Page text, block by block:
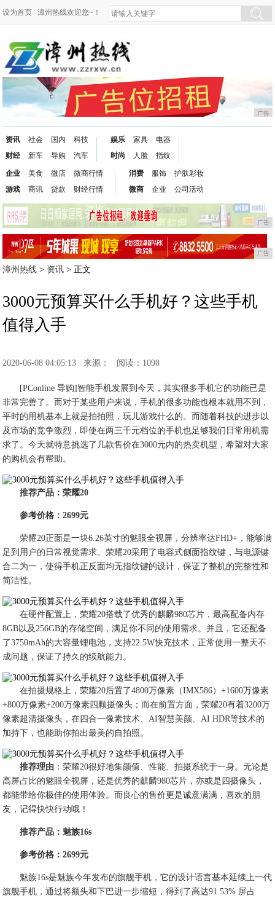
设为首页 漳州热线欢迎您~！
广告
资讯
财经
社会
新车
国内
导购
科技
汽车
娱乐
时尚
家具
人脸
电器
指纹
企业
游戏
美食
商讯
微店
贷款
微商行情
财经行情
消费
微商
服饰
企业
护肤彩妆
公司活动
广告
广告
漳州热线 > 资讯 > 正文
3000元预算买什么手机好？这些手机
值得入手
2020-06-08 04:05:13 来源： 阅读：1098
[PConline 导购]智能手机发展到今天，其实很多手机它的功能已是
非常完善了。而对于某些用户来说，手机的很多功能也根本就用不到，
平时的用机基本上就是拍拍照，玩儿游戏什么的。而随着科技的进步以
及市场的竞争激烈，即使在两三千元档位的手机也足够我们日常用机需
求了。今天就特意挑选了几款售价在3000元内的热卖机型，希望对大家
的购机会有帮助。
推荐产品：荣耀20
参考价格：2699元
荣耀20正面是一块6.26英寸的魅眼全视屏，分辨率达FHD+，能够满
足到用户的日常视觉需求。荣耀20采用了电容式侧面指纹键，与电源键
合二为一，使得手机正反面均无指纹键的设计，保证了整机的完整性和
简洁性。
在硬件配置上，荣耀20搭载了优秀的麒麟980芯片，最高配备内存
8GB以及256GB的存储空间，满足你不同的使用需求。并且，它还配备
了3750mAh的大容量锂电池，支持22.5W快充技术，正常使用一整天不
成问题，保证了持久的续航能力。
在拍摄规格上，荣耀20后置了4800万像素（IMX586）+1600万像素
+800万像素+200万像素四颗摄像头；而在前置方面，荣耀20有着3200万
像素超清摄像头，在四合一像素技术、AI智慧美颜、AI HDR等技术的
加持下，也能助你拍出最美的自拍照。
推荐理由 ：荣耀20很好地集颜值、性能、拍摄系统于一身。无论是
高屏占比的魅眼全视屏，还是优秀的麒麟980芯片，亦或是四摄像头，
都能带给你极佳的使用体验。而良心的售价更是诚意满满，喜欢的朋
友，记得快快行动哦！
推荐产品：魅族16s
参考价格：2699元
魅族16s是魅族今年发布的旗舰手机，它的设计语言基本延续上一代
旗舰手机，通过将额头和下巴进一步缩短，得到了高达91.53% 屏占